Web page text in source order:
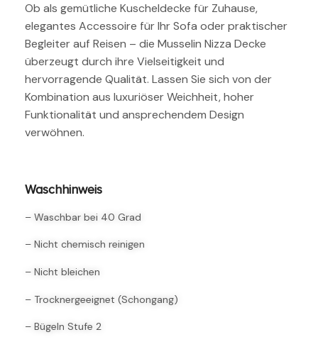
Ob als gemütliche Kuscheldecke für Zuhause,
elegantes Accessoire für Ihr Sofa oder praktischer
Begleiter auf Reisen – die Musselin Nizza Decke
überzeugt durch ihre Vielseitigkeit und
hervorragende Qualität. Lassen Sie sich von der
Kombination aus luxuriöser Weichheit, hoher
Funktionalität und ansprechendem Design
verwöhnen.
Waschhinweis
– Waschbar bei 40 Grad
– Nicht chemisch reinigen
– Nicht bleichen
– Trocknergeeignet (Schongang)
– Bügeln Stufe 2